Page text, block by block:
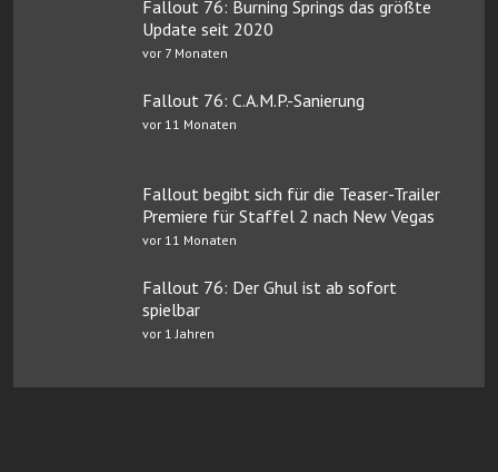
Fallout 76: Burning Springs das größte
Update seit 2020
vor 7 Monaten
Fallout 76: C.A.M.P.-Sanierung
vor 11 Monaten
Fallout begibt sich für die Teaser-Trailer
Premiere für Staffel 2 nach New Vegas
vor 11 Monaten
Fallout 76: Der Ghul ist ab sofort
spielbar
vor 1 Jahren